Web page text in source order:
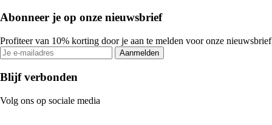
Abonneer je op onze nieuwsbrief
Profiteer van 10% korting door je aan te melden voor onze nieuwsbrief
Aanmelden
Blijf verbonden
Volg ons op sociale media